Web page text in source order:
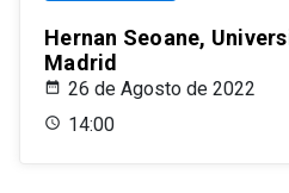
Hernan Seoane,
Madrid
26 de Agosto de 2022
14:00